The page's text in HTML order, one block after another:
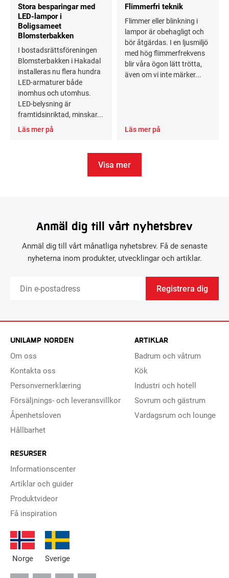
Stora besparingar med
LED-lampor i
Boligsameet
Blomsterbakken
I bostadsrättsföreningen
Blomsterbakken i Hakadal
installeras nu flera hundra
LED-armaturer både
inomhus och utomhus.
LED-belysning är
framtidsinriktad, minskar...
Läs mer på
Flimmerfri teknik
Flimmer eller blinkning i
lampor är obehagligt och
bör åtgärdas. I en ljusmiljö
med hög flimmerfrekvens
blir våra ögon lätt trötta,
även om vi inte märker...
Läs mer på
Visa mer
Anmäl dig till vårt nyhetsbrev
Anmäl dig till vårt månatliga nyhetsbrev. Få de senaste
nyheterna inom produkter, utvecklingar och artiklar.
Registrera dig
UNILAMP NORDEN
Om oss
Kontakta oss
Personvernerklæring
Försäljnings- och leveransvillkor
Åpenhetsloven
Hållbarhet
ARTIKLAR
Badrum och våtrum
Kök
Industri och hotell
Sovrum och gästrum
Vardagsrum och lounge
RESURSER
Informationscenter
Artiklar och guider
Produktvideor
Få inspiration
Norge Sverige